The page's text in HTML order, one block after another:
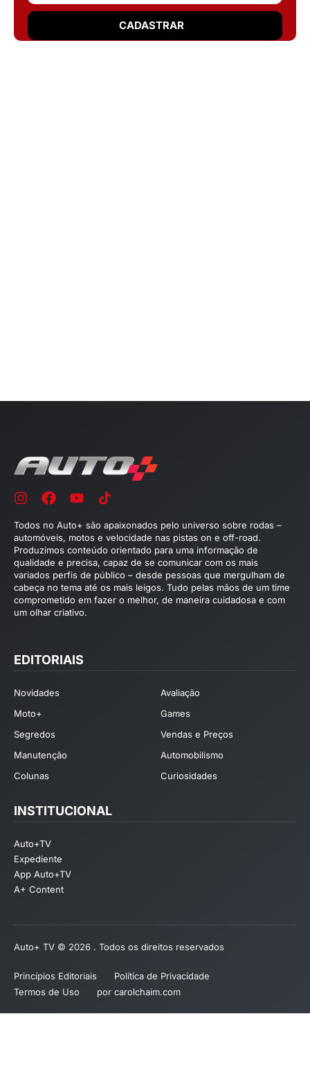
Todos no Auto+ são apaixonados pelo universo sobre rodas –
automóveis, motos e velocidade nas pistas on e off-road.
Produzimos conteúdo orientado para uma informação de
qualidade e precisa, capaz de se comunicar com os mais
variados perfis de público – desde pessoas que mergulham de
cabeça no tema até os mais leigos. Tudo pelas mãos de um time
comprometido em fazer o melhor, de maneira cuidadosa e com
um olhar criativo.
EDITORIAIS
Novidades
Avaliação
Moto+
Games
Segredos
Vendas e Preços
Manutenção
Automobilismo
Colunas
Curiosidades
INSTITUCIONAL
Auto+TV
Expediente
App Auto+TV
A+ Content
Auto+ TV © 2026 . Todos os direitos reservados
Princípios Editoriais
Política de Privacidade
Termos de Uso
por carolchaim.com